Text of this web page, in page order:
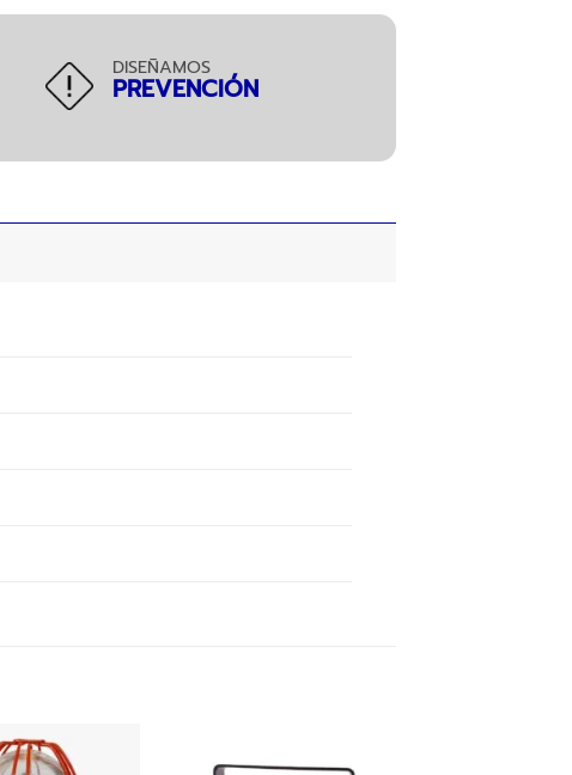
DISEÑAMOS
PREVENCIÓN